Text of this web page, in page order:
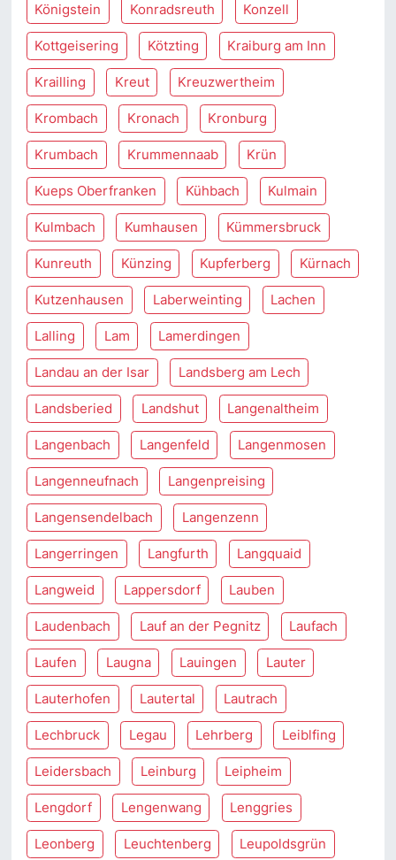
Königstein Konradsreuth Konzell
Kottgeisering Kötzting Kraiburg am Inn
Krailling Kreut Kreuzwertheim
Krombach Kronach Kronburg
Krumbach Krummennaab Krün
Kueps Oberfranken Kühbach Kulmain
Kulmbach Kumhausen Kümmersbruck
Kunreuth Künzing Kupferberg Kürnach
Kutzenhausen Laberweinting Lachen
Lalling Lam Lamerdingen
Landau an der Isar Landsberg am Lech
Landsberied Landshut Langenaltheim
Langenbach Langenfeld Langenmosen
Langenneufnach Langenpreising
Langensendelbach Langenzenn
Langerringen Langfurth Langquaid
Langweid Lappersdorf Lauben
Laudenbach Lauf an der Pegnitz Laufach
Laufen Laugna Lauingen Lauter
Lauterhofen Lautertal Lautrach
Lechbruck Legau Lehrberg Leiblfing
Leidersbach Leinburg Leipheim
Lengdorf Lengenwang Lenggries
Leonberg Leuchtenberg Leupoldsgrün